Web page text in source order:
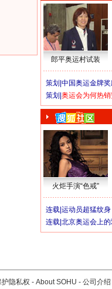
郎平奥运村试装
策划| 中国奥运金牌
策划| 奥运会为何热销
火炬手演“色戒”
连载| 运动员超猛纹身
连载| 北京奥运会上
护隐私权 - About SOHU - 公司介绍